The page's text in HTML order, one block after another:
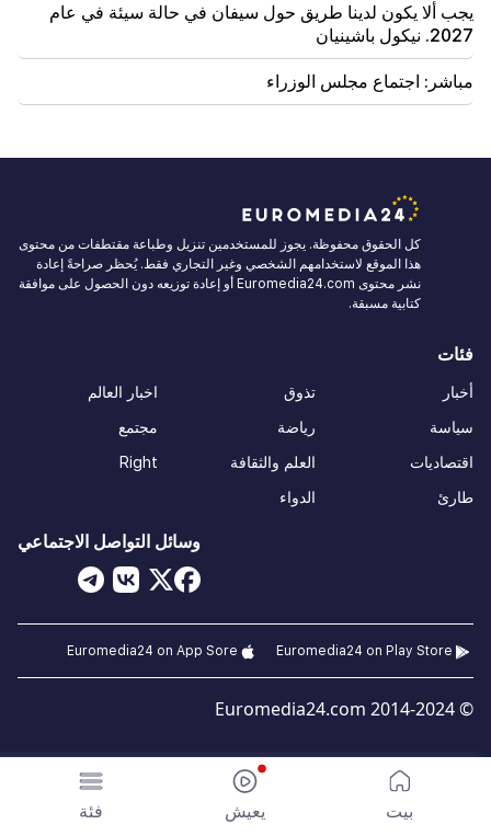
بيت يعيش فئة
يجب ألا يكون لدينا طريق حول سيفان في حالة سيئة في عام
2027. نيكول باشينيان
مباشر: اجتماع مجلس الوزراء
كل الحقوق محفوظة. يجوز للمستخدمين تنزيل وطباعة مقتطفات من محتوى
هذا الموقع لاستخدامهم الشخصي وغير التجاري فقط. يُحظر صراحةً إعادة
نشر محتوى Euromedia24.com أو إعادة توزيعه دون الحصول على موافقة
كتابية مسبقة.
فئات
أخبار
سياسة
اقتصاديات
طارئ
تذوق
رياضة
العلم والثقافة
الدواء
اخبار العالم
مجتمع
Right
وسائل التواصل الاجتماعي
© 2014-2024 Euromedia24.com
Euromedia24 on Play Store
Euromedia24 on App Sore